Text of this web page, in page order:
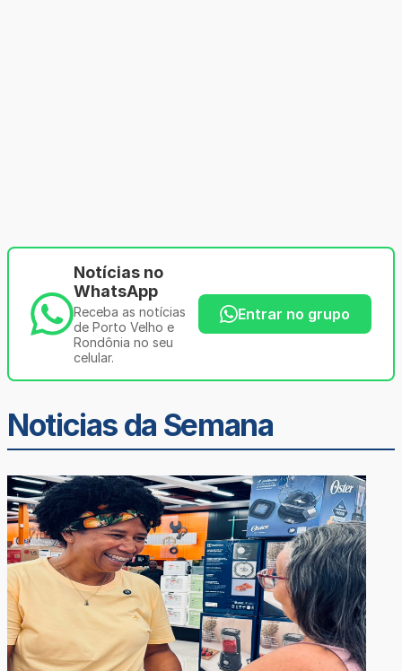
Notícias no
WhatsApp
Receba as notícias
de Porto Velho e
Rondônia no seu
celular.
Entrar no grupo
Noticias da Semana